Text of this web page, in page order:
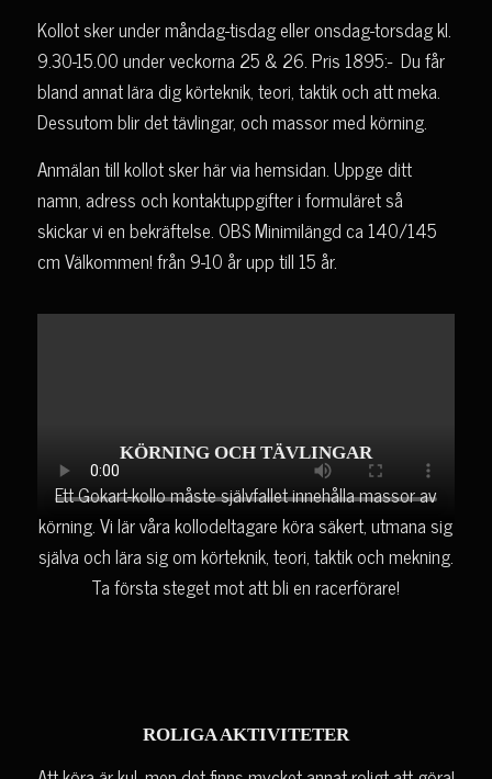
Kollot sker under måndag-tisdag eller onsdag-torsdag kl.
9.30-15.00 under veckorna 25 & 26. Pris 1895:- Du får
bland annat lära dig körteknik, teori, taktik och att meka.
Dessutom blir det tävlingar, och massor med körning.
Anmälan till kollot sker här via hemsidan. Uppge ditt
namn, adress och kontaktuppgifter i formuläret så
skickar vi en bekräftelse. OBS Minimilängd ca 140/145
cm Välkommen! från 9-10 år upp till 15 år.
KÖRNING OCH TÄVLINGAR
Ett Gokart-kollo måste självfallet innehålla massor av
körning. Vi lär våra kollodeltagare köra säkert, utmana sig
själva och lära sig om körteknik, teori, taktik och mekning.
Ta första steget mot att bli en racerförare!
ROLIGA AKTIVITETER